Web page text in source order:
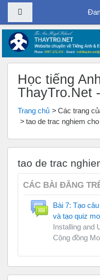
Chuyển tới nội dung chính
Bảng điều khiển cạnh
Học tiếng
ThayTro.Net
Trang chủ Các trang
tao de trac nghiem
tao de trac
CÁC BÀI ĐĂNG
Bài 7: Tạo
và tạo quiz
Installing and
Cộng đồng